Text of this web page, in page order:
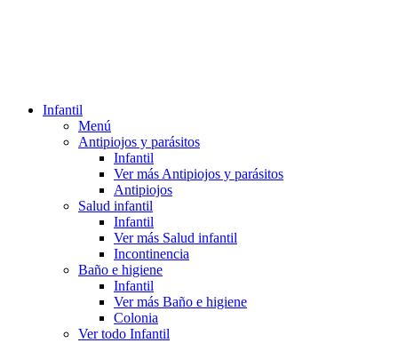
Infantil
Menú
Antipiojos y parásitos
Infantil
Ver más Antipiojos y parásitos
Antipiojos
Salud infantil
Infantil
Ver más Salud infantil
Incontinencia
Baño e higiene
Infantil
Ver más Baño e higiene
Colonia
Ver todo Infantil